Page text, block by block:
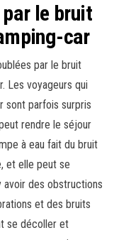
le bruit
car
par le bruit
Les voyageurs qui
sont parfois surpris
rendre le séjour
à eau fait du bruit
et elle peut se
des obstructions
et des bruits
se décoller et